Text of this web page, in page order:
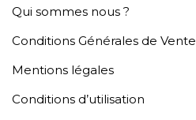
Qui sommes nous ?
Conditions Générales de Vente
Mentions légales
Conditions d’utilisation